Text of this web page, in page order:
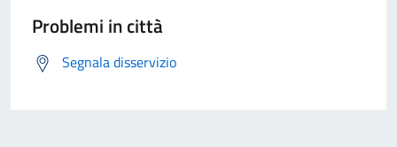
Problemi in città
Segnala disservizio